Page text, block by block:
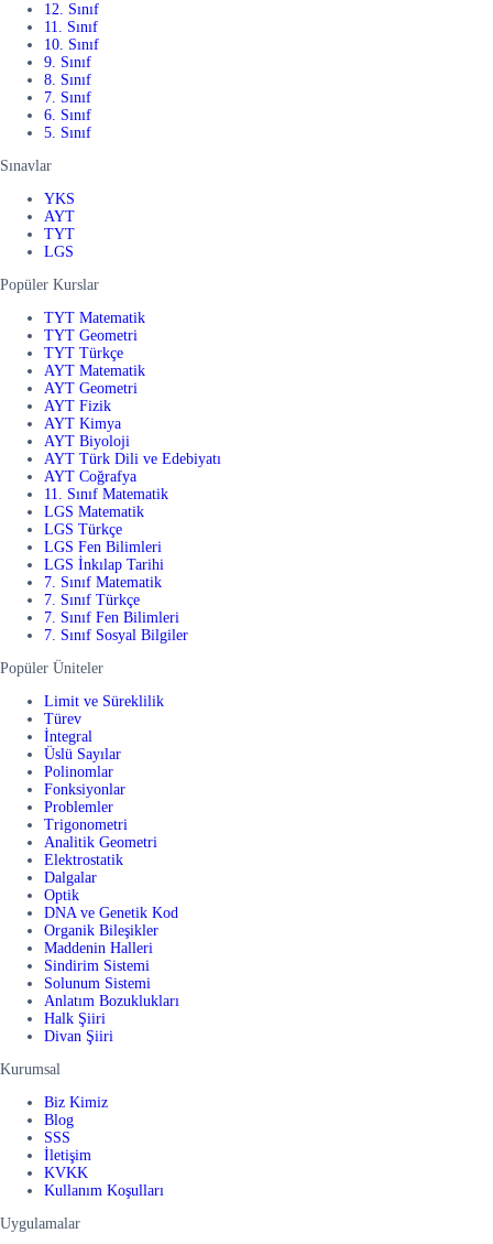
12. Sınıf
11. Sınıf
10. Sınıf
9. Sınıf
8. Sınıf
7. Sınıf
6. Sınıf
5. Sınıf
Sınavlar
YKS
AYT
TYT
LGS
Popüler Kurslar
TYT Matematik
TYT Geometri
TYT Türkçe
AYT Matematik
AYT Geometri
AYT Fizik
AYT Kimya
AYT Biyoloji
AYT Türk Dili ve Edebiyatı
AYT Coğrafya
11. Sınıf Matematik
LGS Matematik
LGS Türkçe
LGS Fen Bilimleri
LGS İnkılap Tarihi
7. Sınıf Matematik
7. Sınıf Türkçe
7. Sınıf Fen Bilimleri
7. Sınıf Sosyal Bilgiler
Popüler Üniteler
Limit ve Süreklilik
Türev
İntegral
Üslü Sayılar
Polinomlar
Fonksiyonlar
Problemler
Trigonometri
Analitik Geometri
Elektrostatik
Dalgalar
Optik
DNA ve Genetik Kod
Organik Bileşikler
Maddenin Halleri
Sindirim Sistemi
Solunum Sistemi
Anlatım Bozuklukları
Halk Şiiri
Divan Şiiri
Kurumsal
Biz Kimiz
Blog
SSS
İletişim
KVKK
Kullanım Koşulları
Uygulamalar